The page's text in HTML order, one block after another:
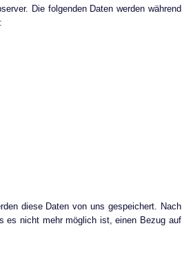
Die folgenden Daten werden während
diese Daten von uns gespeichert. Nach
es nicht mehr möglich ist, einen Bezug auf